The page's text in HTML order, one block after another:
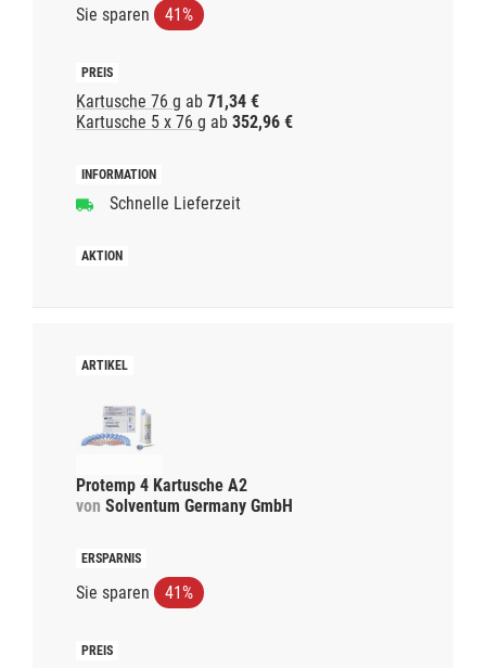
Sie sparen 41%
Kartusche 76 g ab 71,34 €
Kartusche 5 x 76 g ab 352,96 €
Schnelle Lieferzeit
Protemp 4 Kartusche A2
von Solventum Germany GmbH
Sie sparen 41%